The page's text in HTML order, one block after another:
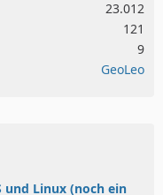
23.012
121
9
GeoLeo
und Linux (noch ein